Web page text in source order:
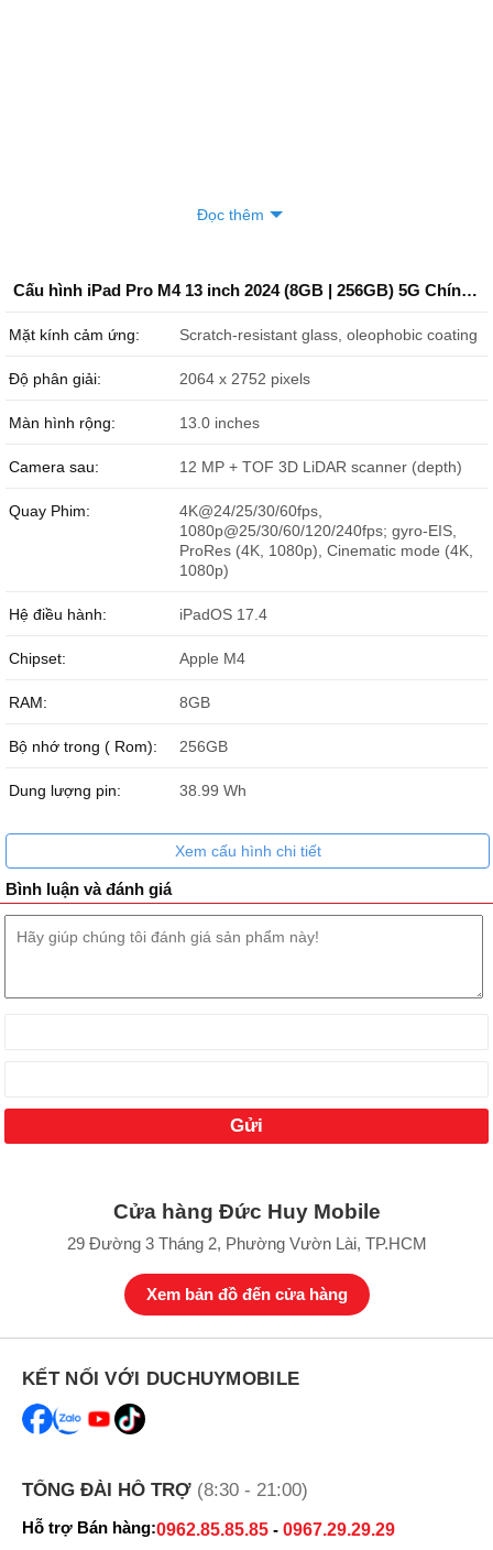
Đọc thêm
Cấu hình iPad Pro M4 13 inch 2024 (8GB | 256GB) 5G Chính Hãng Apple
Mặt kính cảm ứng: Scratch-resistant glass, oleophobic coating
Độ phân giải: 2064 x 2752 pixels
Màn hình rộng: 13.0 inches
Camera sau: 12 MP + TOF 3D LiDAR scanner (depth)
Quay Phim:
4K@24/25/30/60fps,
1080p@25/30/60/120/240fps; gyro-EIS,
ProRes (4K, 1080p), Cinematic mode (4K,
1080p)
Hệ điều hành: iPadOS 17.4
Chipset: Apple M4
RAM: 8GB
Bộ nhớ trong ( Rom): 256GB
Dung lượng pin: 38.99 Wh
Xem cấu hình chi tiết
Bình luận và đánh giá
Cửa hàng Đức Huy Mobile
29 Đường 3 Tháng 2, Phường Vườn Lài, TP.HCM
Xem bản đồ đến cửa hàng
KẾT NỐI VỚI DUCHUYMOBILE
TỔNG ĐÀI HỖ TRỢ (8:30 - 21:00)
Hỗ trợ Bán hàng:0962.85.85.85 - 0967.29.29.29